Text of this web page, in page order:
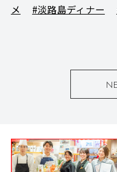
メ
#淡路島ディナー